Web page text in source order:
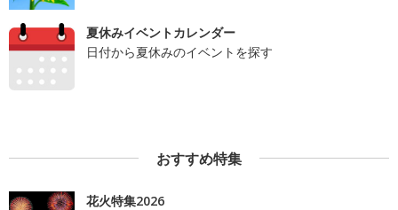
夏休みイベントカレンダー
日付から夏休みのイベントを探す
おすすめ特集
花火特集2026